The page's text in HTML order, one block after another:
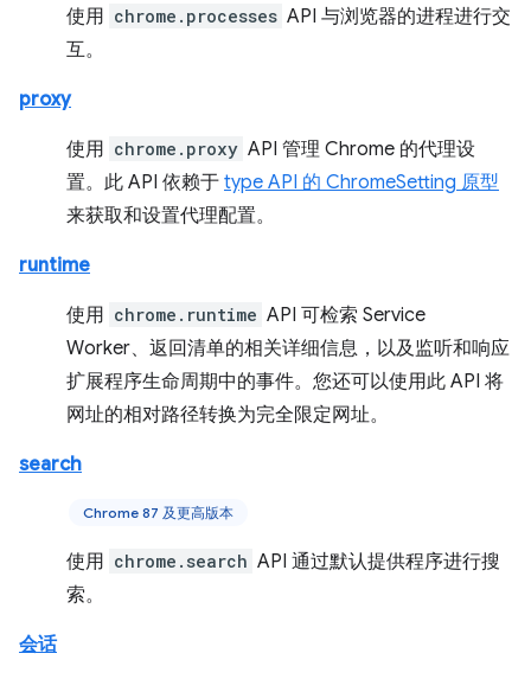
使用 chrome.processes API 与浏览器的进程进行交
互。
proxy
使用 chrome.proxy API 管理 Chrome 的代理设
置。此 API 依赖于 type API 的 ChromeSetting 原型
来获取和设置代理配置。
runtime
使用 chrome.runtime API 可检索 Service
Worker、返回清单的相关详细信息，以及监听和响应
扩展程序生命周期中的事件。您还可以使用此 API 将
网址的相对路径转换为完全限定网址。
search
Chrome 87 及更高版本
使用 chrome.search API 通过默认提供程序进行搜
索。
会话